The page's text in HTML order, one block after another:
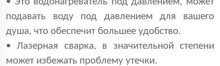
подавать воду под давлением для вашего
душа, что обеспечит большее удобство.
•
Лазерная сварка, в значительной степени
может избежать проблему утечки.